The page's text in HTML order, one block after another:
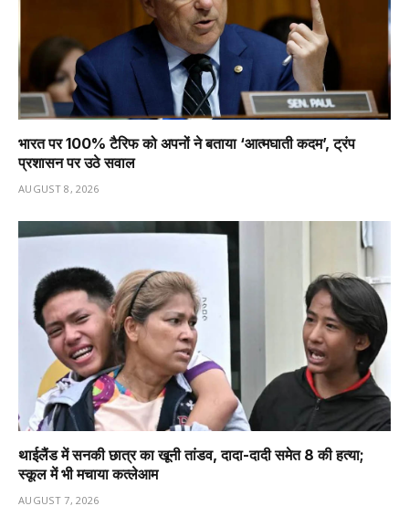
भारत पर 100% टैरिफ को अपनों ने बताया ‘आत्मघाती कदम’, ट्रंप
प्रशासन पर उठे सवाल
AUGUST 8, 2026
थाईलैंड में सनकी छात्र का खूनी तांडव, दादा-दादी समेत 8 की हत्या;
स्कूल में भी मचाया कत्लेआम
AUGUST 7, 2026